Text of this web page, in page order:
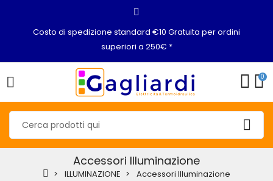
Costo di spedizione standard €10 Gratuita per ordini
superiori a 250€ *
0
Accessori Illuminazione
ILLUMINAZIONE Accessori Illuminazione